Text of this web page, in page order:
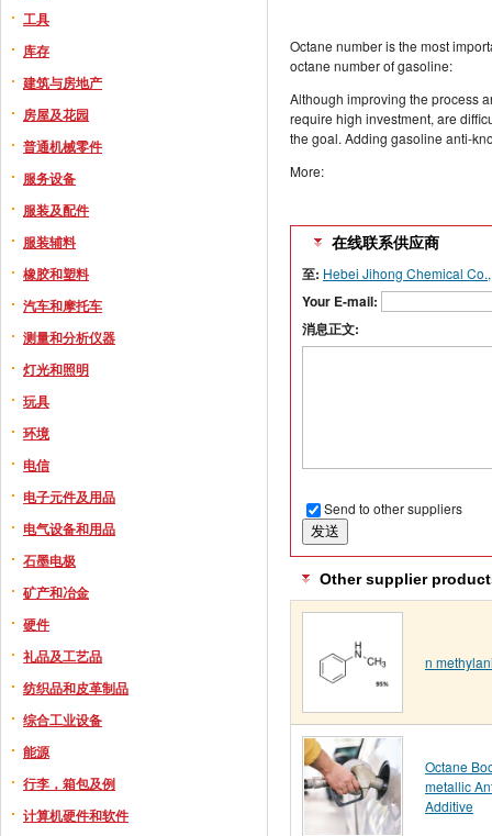
工具
库存
建筑与房地产
房屋及花园
普通机械零件
服务设备
服装及配件
服装辅料
橡胶和塑料
汽车和摩托车
测量和分析仪器
灯光和照明
玩具
环境
电信
电子元件及用品
电气设备和用品
石墨电极
矿产和冶金
硬件
礼品及工艺品
纺织品和皮革制品
综合工业设备
能源
行李，箱包及例
计算机硬件和软件
Octane number is the most
octane number of gasoline:
Although improving the process
require high investment, are
the goal. Adding gasoline anti-
More:
在线联系供应商
至: Hebei Jihong Chemical
Your E-mail:
消息正文:
Send to other suppliers
Other supplier
n
Octane
metallic
Additive